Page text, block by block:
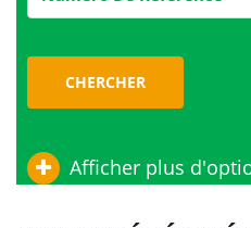
CHERCHER
Afficher plus